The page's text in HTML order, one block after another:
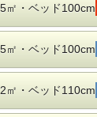
・ベッド100cm
・ベッド100cm
・ベッド110cm